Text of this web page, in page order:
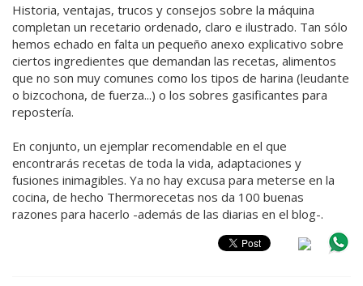
Historia, ventajas, trucos y consejos sobre la máquina
completan un recetario ordenado, claro e ilustrado. Tan sólo
hemos echado en falta un pequeño anexo explicativo sobre
ciertos ingredientes que demandan las recetas, alimentos
que no son muy comunes como los tipos de harina (leudante
o bizcochona, de fuerza...) o los sobres gasificantes para
repostería.
En conjunto, un ejemplar recomendable en el que
encontrarás recetas de toda la vida, adaptaciones y
fusiones inimagibles. Ya no hay excusa para meterse en la
cocina, de hecho Thermorecetas nos da 100 buenas
razones para hacerlo -además de las diarias en el blog-.